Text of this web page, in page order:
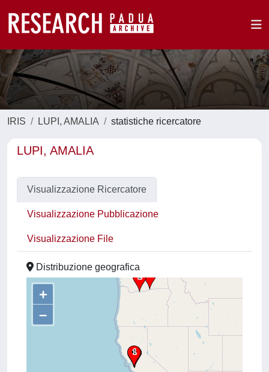
IRIS LUPI, AMALIA statistiche ricercatore
LUPI, AMALIA
Visualizzazione Ricercatore
Visualizzazione Pubblicazione
Visualizzazione File
Distribuzione geografica
+
–